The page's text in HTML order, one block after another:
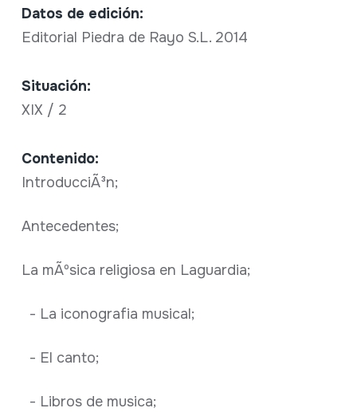
Datos de edición:
Editorial Piedra de Rayo S.L. 2014
Situación:
XIX / 2
Contenido:
IntroducciÃ³n;
Antecedentes;
La mÃºsica religiosa en Laguardia;
- La iconografia musical;
- El canto;
- Libros de musica;